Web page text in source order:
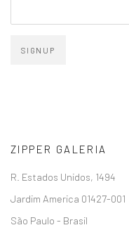
SIGNUP
ZIPPER GALERIA
R. Estados Unidos, 1494
Jardim America 01427-001
São Paulo - Brasil